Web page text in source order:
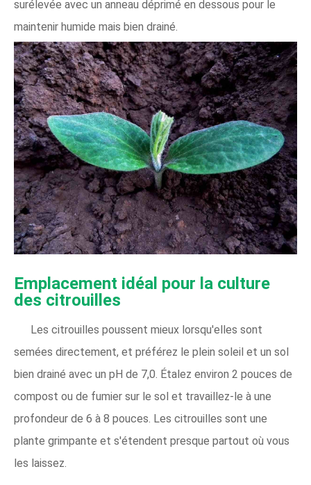
surélevée avec un anneau déprimé en dessous pour le
maintenir humide mais bien drainé.
Emplacement idéal pour la culture
des citrouilles
Les citrouilles poussent mieux lorsqu'elles sont
semées directement, et préférez le plein soleil et un sol
bien drainé avec un pH de 7,0. Étalez environ 2 pouces de
compost ou de fumier sur le sol et travaillez-le à une
profondeur de 6 à 8 pouces. Les citrouilles sont une
plante grimpante et s'étendent presque partout où vous
les laissez.